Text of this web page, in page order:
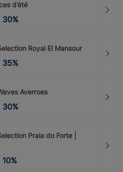
d’été
30%
Royal El Mansour
35%
Averroes
30%
Praia do Forte |
10%